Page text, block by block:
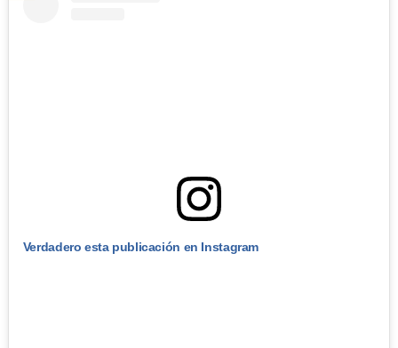
Verdadero esta publicación en Instagram